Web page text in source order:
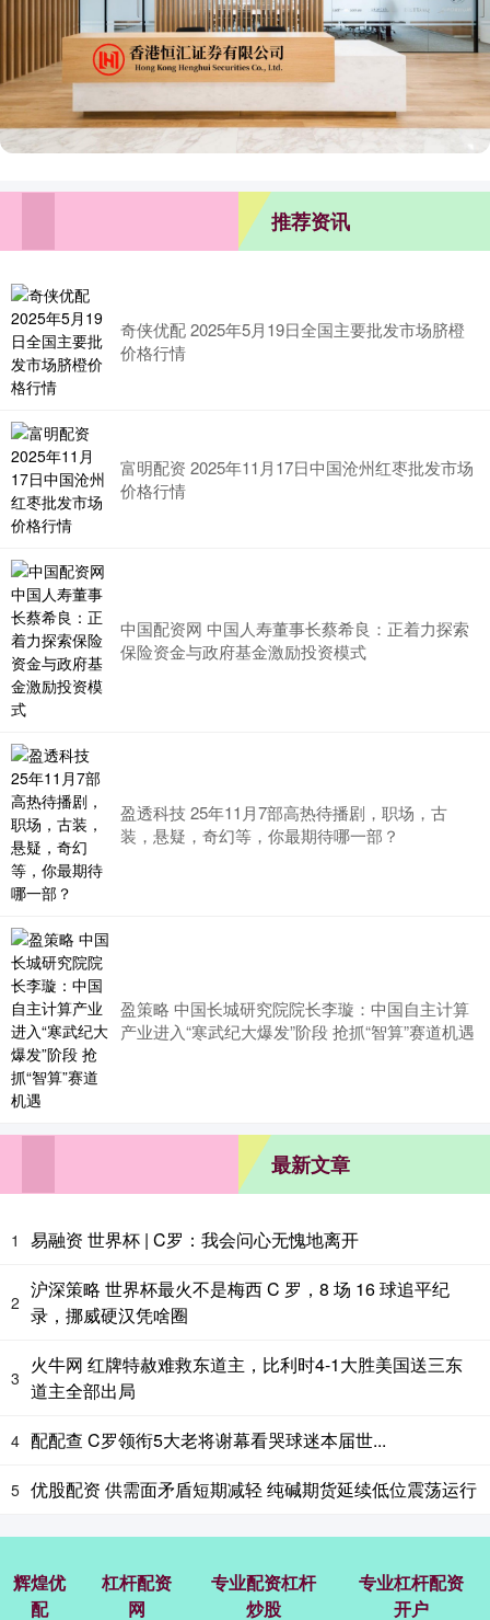
推荐资讯
奇侠优配 2025年5月19日全国主要批发市场脐橙
价格行情
富明配资 2025年11月17日中国沧州红枣批发市场
价格行情
中国配资网 中国人寿董事长蔡希良：正着力探索
保险资金与政府基金激励投资模式
盈透科技 25年11月7部高热待播剧，职场，古
装，悬疑，奇幻等，你最期待哪一部？
盈策略 中国长城研究院院长李璇：中国自主计算
产业进入“寒武纪大爆发”阶段 抢抓“智算”赛道机遇
最新文章
1 易融资 世界杯 | C罗：我会问心无愧地离开
2
沪深策略 世界杯最火不是梅西 C 罗，8 场 16 球追平纪
录，挪威硬汉凭啥圈
3
火牛网 红牌特赦难救东道主，比利时4-1大胜美国送三东
道主全部出局
4 配配查 C罗领衔5大老将谢幕看哭球迷本届世...
5 优股配资 供需面矛盾短期减轻 纯碱期货延续低位震荡运行
辉煌优
配
杠杆配资
网
专业配资杠杆
炒股
专业杠杆配资
开户